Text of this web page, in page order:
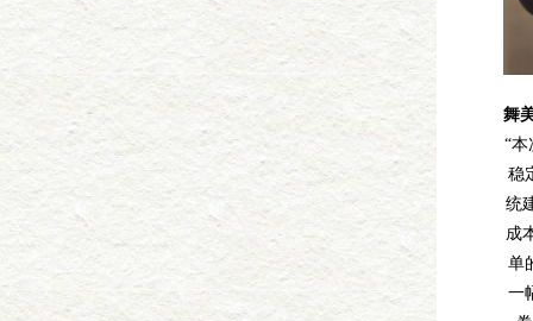
舞
“
稳
统
成
单
一